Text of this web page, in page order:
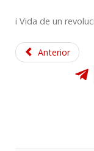
i Vida de un
Anterior